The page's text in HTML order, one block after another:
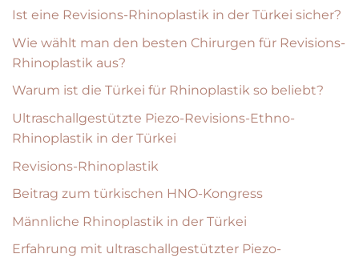
Ist eine Revisions-Rhinoplastik in der Türkei sicher?
Wie wählt man den besten Chirurgen für Revisions-
Rhinoplastik aus?
Warum ist die Türkei für Rhinoplastik so beliebt?
Ultraschallgestützte Piezo-Revisions-Ethno-
Rhinoplastik in der Türkei
Revisions-Rhinoplastik
Beitrag zum türkischen HNO-Kongress
Männliche Rhinoplastik in der Türkei
Erfahrung mit ultraschallgestützter Piezo-